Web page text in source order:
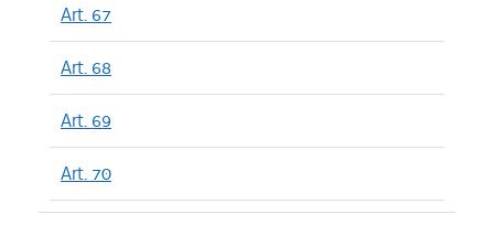
Art. 67
Art. 68
Art. 69
Art. 70